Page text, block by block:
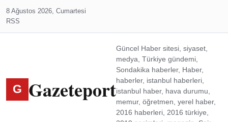
8 Ağustos 2026, Cumartesi
RSS
G Gazeteport
Güncel Haber sitesi, siyaset,
medya, Türkiye gündemi,
Sondakika haberler, Haber,
haberler, istanbul haberleri,
istanbul haber, hava durumu,
memur, öğretmen, yerel haber,
2016 haberleri, 2016 türkiye,